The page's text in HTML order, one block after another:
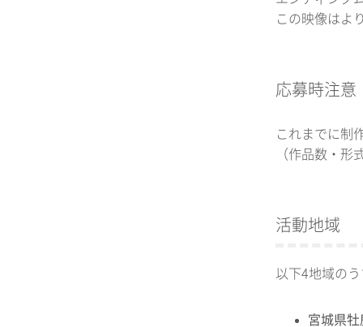
この映像はよ
応募時注意
これまでに制
（作品数・形
活動地域
以下4地域の
宮城県